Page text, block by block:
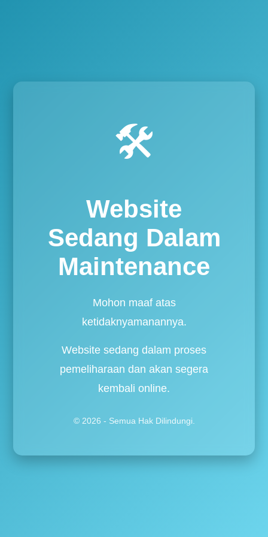
🛠️
Website
Sedang Dalam
Maintenance
Mohon maaf atas
ketidaknyamanannya.
Website sedang dalam proses
pemeliharaan dan akan segera
kembali online.
© 2026 - Semua Hak Dilindungi.